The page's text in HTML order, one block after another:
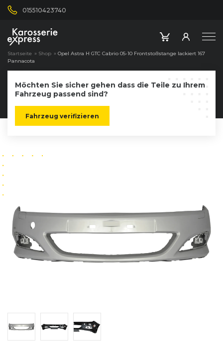
015510423740
Startseite » Shop » Opel Astra H GTC Cabrio 05-10 Frontstoßstange lackiert 167
Pannacota
Möchten Sie sicher gehen dass die Teile zu Ihrem
Fahrzeug passend sind?
Fahrzeug verifizieren